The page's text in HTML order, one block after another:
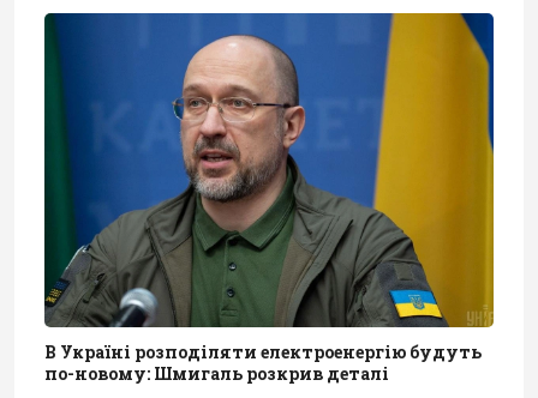
В Україні розподіляти електроенергію будуть
по-новому: Шмигаль розкрив деталі